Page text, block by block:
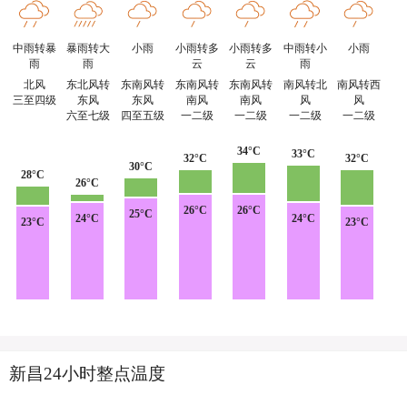
中雨转暴
雨
暴雨转大
雨
小雨
小雨转多
云
小雨转多
云
中雨转小
雨
小雨
北风
三至四级
东北风转
东风
六至七级
东南风转
东风
四至五级
东南风转
南风
一二级
东南风转
南风
一二级
南风转北
风
一二级
南风转西
风
一二级
28°C
23°C
26°C
24°C
30°C
25°C
32°C
26°C
34°C
26°C
33°C
24°C
32°C
23°C
新昌24小时整点温度